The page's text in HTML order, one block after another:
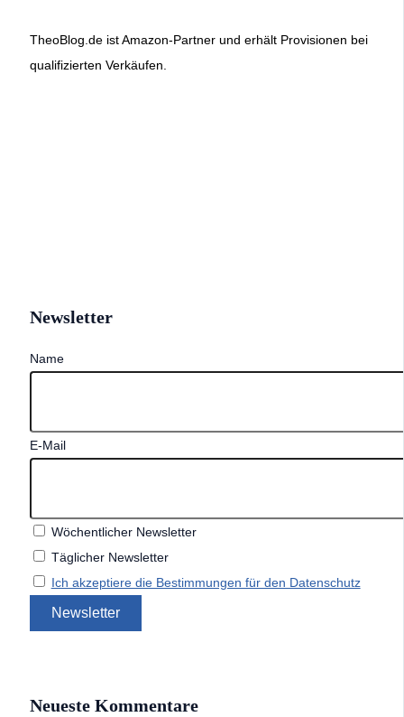
TheoBlog.de ist Amazon-Partner und erhält Provisionen bei
qualifizierten Verkäufen.
Newsletter
Name
E-Mail
Wöchentlicher Newsletter
Täglicher Newsletter
Ich akzeptiere die Bestimmungen für den Datenschutz
Neueste Kommentare